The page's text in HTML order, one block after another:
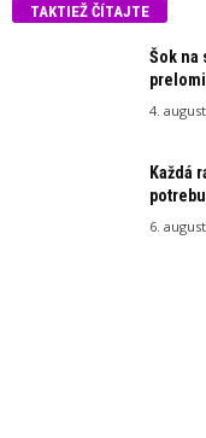
TAKTIEŽ ČÍTAJTE
Šok na
4.
Každá
6.